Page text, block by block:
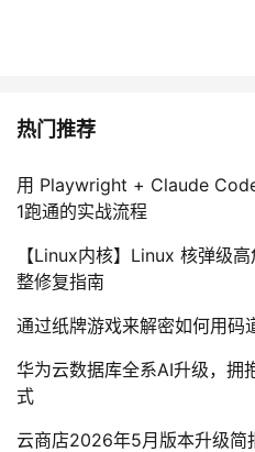
热门推荐
用 Playwright + Claude
1跑通的实战流程
【Linux内核】Linux 核弹级
整修复指南
通过纸牌游戏来解密如何用码
华为云数据库全系AI升级，
式
云商店2026年5月版本升级简